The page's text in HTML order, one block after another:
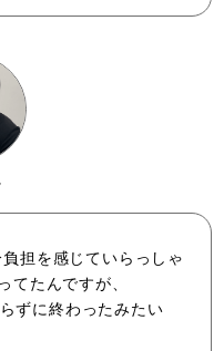
担を感じていらっしゃ
てたんですが、
ずに終わったみたい